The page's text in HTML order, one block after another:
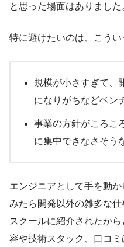
と思った場面はありました
特に避けたいのは、こうい
規模が小さすぎて、
になりがちなどベン
事業の方針がころこ
に集中できなさそう
エンジニアとして手を動
みたら開発以外の雑多な仕
スクールに紹介されたか
容や技術スタック、口コ